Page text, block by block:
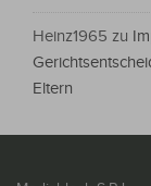
Heinz1965 zu
Eltern